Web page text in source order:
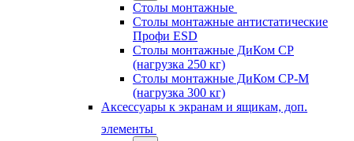
Столы монтажные
Столы монтажные антистатические
Профи ESD
Столы монтажные ДиКом СР
(нагрузка 250 кг)
Столы монтажные ДиКом СР-М
(нагрузка 300 кг)
Аксессуары к экранам и ящикам, доп.
элементы